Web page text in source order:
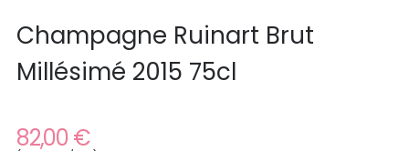
Champagne Ruinart Brut
Millésimé 2015 75cl
82,00 €